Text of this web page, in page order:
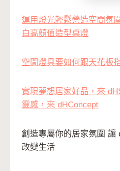
運用燈光輕鬆營造空間氛
白高顏值造型桌燈
空間燈具要如何跟天花板
實現夢想居家好品，來
靈感，來 dHConcept
創造專屬你的居家氛圍 讓
改變生活